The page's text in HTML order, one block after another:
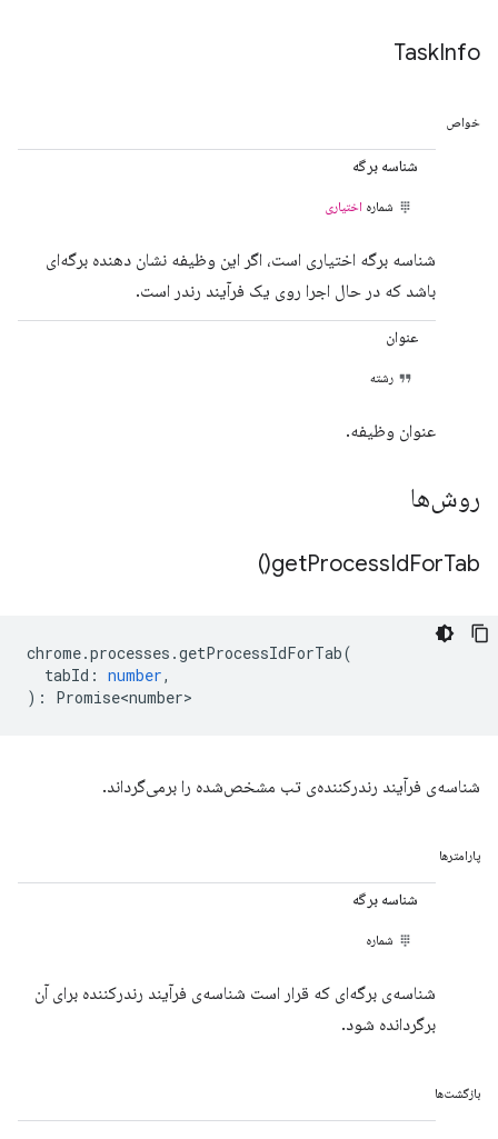
TaskInfo
خواص
شناسه برگه
شماره اختیاری
شناسه برگه اختیاری است، اگر این وظیفه نشان دهنده برگه‌ای
باشد که در حال اجرا روی یک فرآیند رندر است.
عنوان
رشته
عنوان وظیفه.
روش‌ها
getProcessIdForTab(
)
chrome.processes .getProcessIdForTab(
tabId : number,
) : Promise<number>
شناسه‌ی فرآیند رندرکننده‌ی تب مشخص‌شده را برمی‌گرداند.
پارامترها
شناسه برگه
شماره
شناسه‌ی برگه‌ای که قرار است شناسه‌ی فرآیند رندرکننده برای آن
برگردانده شود.
بازگشت‌ها